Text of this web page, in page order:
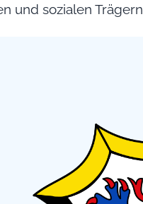
und sozialen Trägern